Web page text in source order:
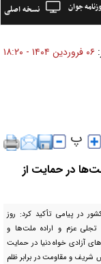
نسخه اصلی جوان
۰۶ فروردين ۱۴۰۴ - ۱۸:۲۰
در حمایت از
در پیامی تأکید کرد: روز
عزم و اراده ملت‌ها و
آزادی خواه دنیا در حمایت
شریف و مقاومت در برابر ظلم